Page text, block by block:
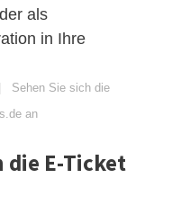
als
in Ihre
Sehen Sie sich die
an
die E-Ticket